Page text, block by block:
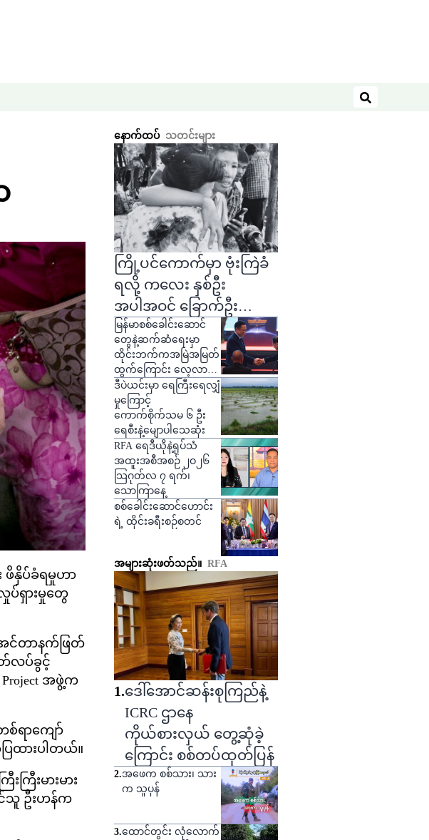
ရှာဖွေရန်
နှိပ်ခံရမှုဟာ
ရှားမှုတွေ
င်တာနက်ဖြတ်
လပ်ခွင့်
အဖွဲ့က
ရာကျော်
ထားပါတယ်။
ြီးမားမား
င်သူ ဦးဟန်က
နောက်ထပ် သတင်းများ
ကြို့ပင်ကောက်မှာ ဗုံးကြဲခံ
ရလို့ ကလေး နှစ်ဦး
အပါအဝင် ခြောက်ဦး
ဒဏ်ရာရ
မြန်မာစစ်ခေါင်းဆောင်
တွေနဲ့ဆက်ဆံရေးမှာ
ထိုင်းဘက်ကအမြဲအမြတ်
ထွက်ကြောင်း လေ့လာသူ
တွေပြော
ဒီပဲယင်းမှာ ရေကြီးရေလျှံ
မှုကြောင့်
ကောက်စိုက်သမ ၆ ဦး
ရေစီးနဲ့မျောပါသေဆုံး
RFA ရေဒီယိုနဲ့ရုပ်သံ
အထူးအစီအစဉ် ၂ဝ၂၆
သြဂုတ်လ ၇ ရက်၊
သောကြာနေ့
စစ်ခေါင်းဆောင်ဟောင်း
ရဲ့ ထိုင်းခရီးစဉ်စတင်
အများဆုံးဖတ်သည်။ RFA
1.ဒေါ်အောင်ဆန်းစုကြည်နဲ့
ICRC ဌာနေ
ကိုယ်စားလှယ် တွေ့ဆုံခဲ့
ကြောင်း စစ်တပ်ထုတ်ပြန်
2.အဖေက စစ်သား၊ သား
က သူပုန်
3.ထောင်တွင်း လုံလောက်